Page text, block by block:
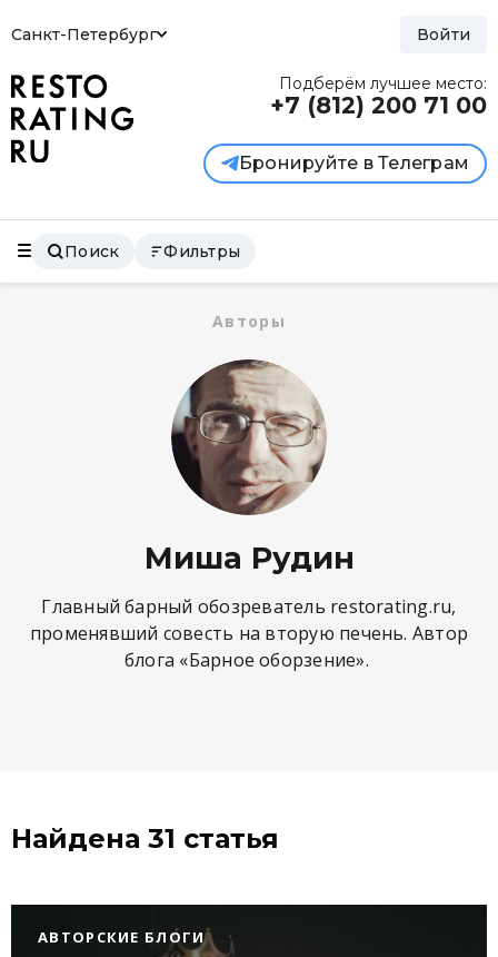
Санкт-Петербург Войти
Подберём лучшее место:
+7 (812) 200 71 00
Бронируйте в Телеграм
Поиск Фильтры
Авторы
Миша Рудин
Главный барный обозреватель restorating.ru,
променявший совесть на вторую печень. Автор
блога «Барное оборзение».
Найдена 31 статья
АВТОРСКИЕ БЛОГИ